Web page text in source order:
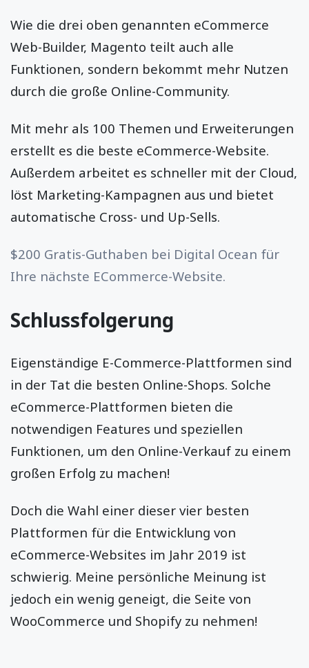
Wie die drei oben genannten eCommerce
Web-Builder, Magento teilt auch alle
Funktionen, sondern bekommt mehr Nutzen
durch die große Online-Community.
Mit mehr als 100 Themen und Erweiterungen
erstellt es die beste eCommerce-Website.
Außerdem arbeitet es schneller mit der Cloud,
löst Marketing-Kampagnen aus und bietet
automatische Cross- und Up-Sells.
$200 Gratis-Guthaben bei Digital Ocean für
Ihre nächste ECommerce-Website.
Schlussfolgerung
Eigenständige E-Commerce-Plattformen sind
in der Tat die besten Online-Shops. Solche
eCommerce-Plattformen bieten die
notwendigen Features und speziellen
Funktionen, um den Online-Verkauf zu einem
großen Erfolg zu machen!
Doch die Wahl einer dieser vier besten
Plattformen für die Entwicklung von
eCommerce-Websites im Jahr 2019 ist
schwierig. Meine persönliche Meinung ist
jedoch ein wenig geneigt, die Seite von
WooCommerce und Shopify zu nehmen!